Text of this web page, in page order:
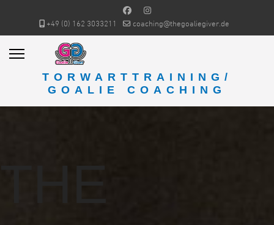
+49 (0) 162 3033211 coaching@thegoaliegiver.de
TORWARTTRAINING/
GOALIE COACHING